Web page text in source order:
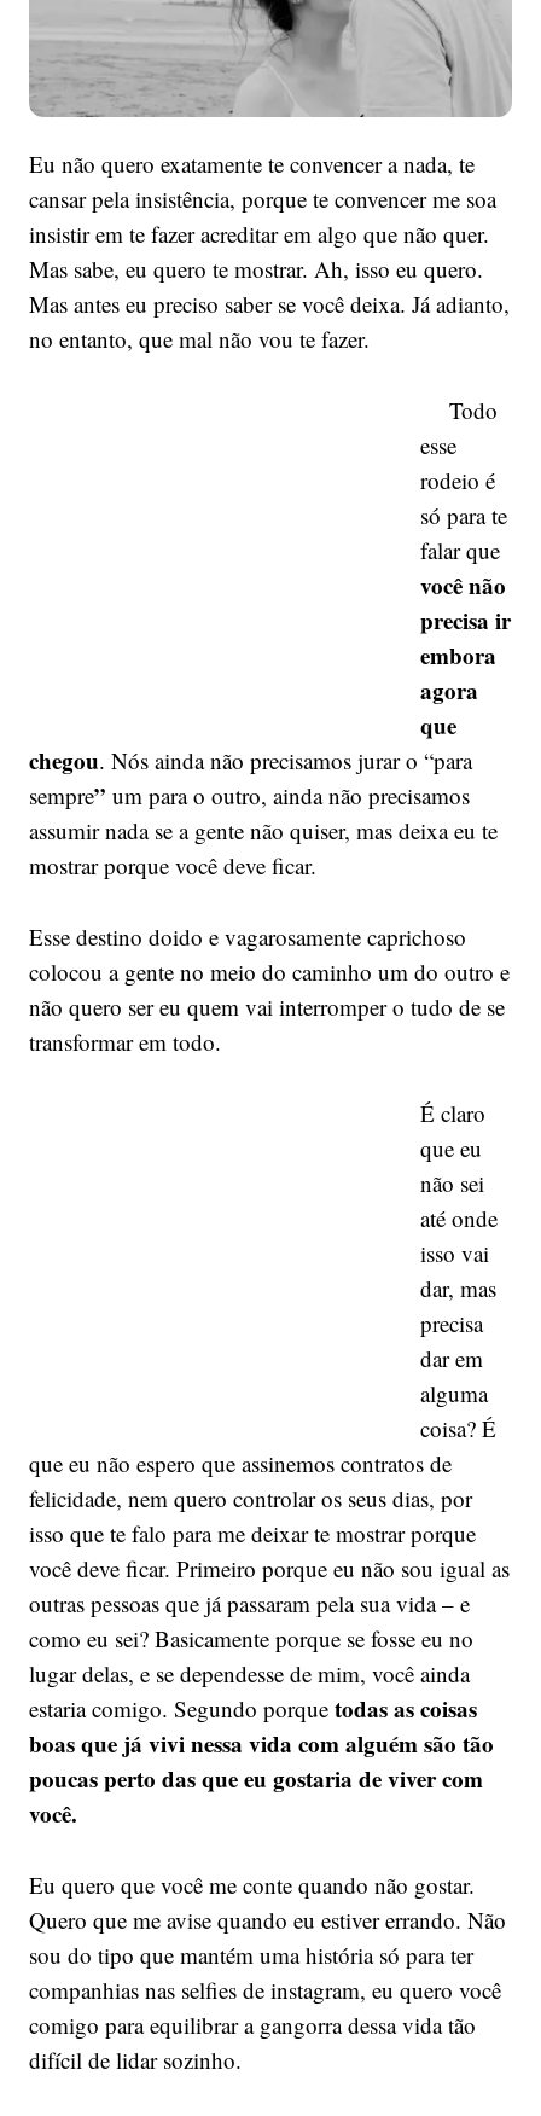
Eu não quero exatamente te convencer a nada, te
cansar pela insistência, porque te convencer me soa
insistir em te fazer acreditar em algo que não quer.
Mas sabe, eu quero te mostrar. Ah, isso eu quero.
Mas antes eu preciso saber se você deixa. Já adianto,
no entanto, que mal não vou te fazer.
Todo
esse
rodeio é
só para te
falar que
você não
precisa ir
embora
agora
que
chegou. Nós ainda não precisamos jurar o “para
sempre” um para o outro, ainda não precisamos
assumir nada se a gente não quiser, mas deixa eu te
mostrar porque você deve ficar.
Esse destino doido e vagarosamente caprichoso
colocou a gente no meio do caminho um do outro e
não quero ser eu quem vai interromper o tudo de se
transformar em todo.
É claro
que eu
não sei
até onde
isso vai
dar, mas
precisa
dar em
alguma
coisa? É
que eu não espero que assinemos contratos de
felicidade, nem quero controlar os seus dias, por
isso que te falo para me deixar te mostrar porque
você deve ficar. Primeiro porque eu não sou igual as
outras pessoas que já passaram pela sua vida – e
como eu sei? Basicamente porque se fosse eu no
lugar delas, e se dependesse de mim, você ainda
estaria comigo. Segundo porquetodas as coisas
boas que já vivi nessa vida com alguém são tão
poucas perto das que eu gostaria de viver com
você.
Eu quero que você me conte quando não gostar.
Quero que me avise quando eu estiver errando. Não
sou do tipo que mantém uma história só para ter
companhias nas selfies de instagram, eu quero você
comigo para equilibrar a gangorra dessa vida tão
difícil de lidar sozinho.